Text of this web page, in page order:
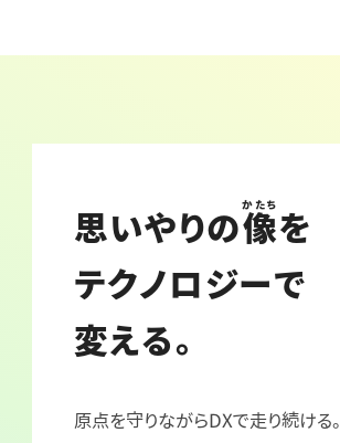
思いやりの像
かたち
を
テクノロジーで
変える。
原点を守りながらDXで走り続ける。